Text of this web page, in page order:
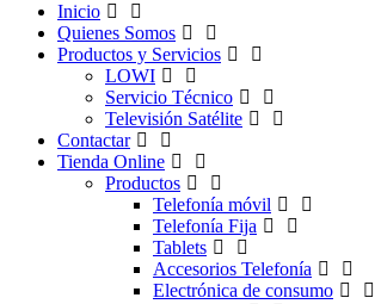
Inicio
Quienes Somos
Productos y Servicios
LOWI
Servicio Técnico
Televisión Satélite
Contactar
Tienda Online
Productos
Telefonía móvil
Telefonía Fija
Tablets
Accesorios Telefonía
Electrónica de consumo